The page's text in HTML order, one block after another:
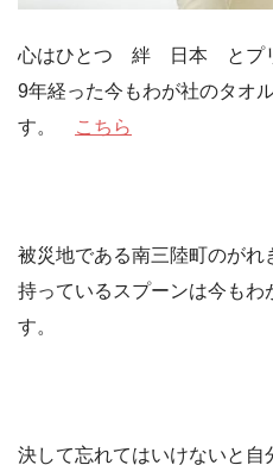
心はひとつ 絆 日本 とプリ
9年経った今もわが社のタオ
す。
こちら
被災地である南三陸町のが
持っているスプーンは今もわ
す。
決して忘れてはいけないと